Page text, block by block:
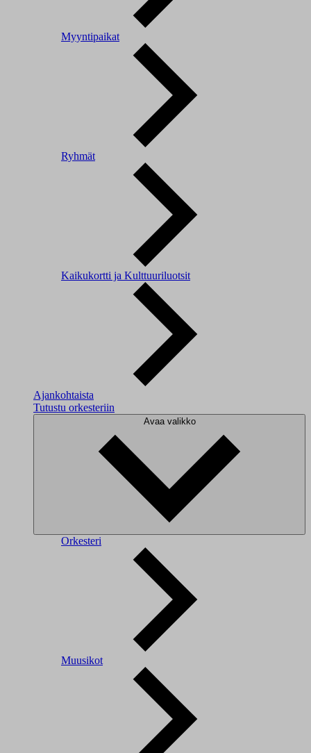
Myyntipaikat
Ryhmät
Kaikukortti ja Kulttuuriluotsit
Ajankohtaista
Tutustu orkesteriin
Avaa valikko
Orkesteri
Muusikot